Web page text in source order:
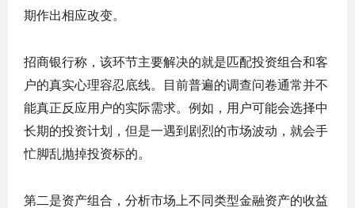
期作出相应改变。
招商银行称，该环节主要解决的就是匹配投资组合和客
户的真实心理容忍底线。
目前普遍的调查问卷通常并不
能真正反应用户的实际需求。例如，用户可能会选择中
长期的投资计划，但是一遇到剧烈的市场波动，就会手
忙脚乱抛掉投资标的。
第二是资产组合，分析市场上不同类型金融资产的收益